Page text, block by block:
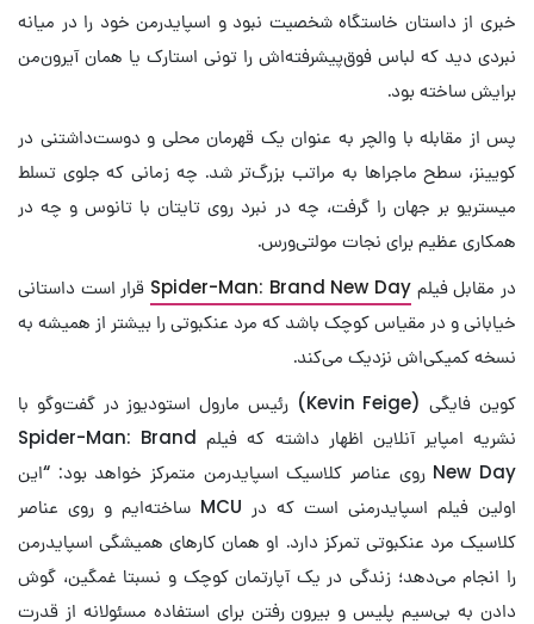
خبری از داستان خاستگاه شخصیت نبود و اسپایدرمن خود را در میانه
نبردی دید که لباس فوق‌پیشرفته‌اش را تونی استارک یا همان آیرون‌من
برایش ساخته بود.
پس از مقابله با والچر به‌ عنوان یک قهرمان محلی و دوست‌داشتنی در
کویینز، سطح ماجراها به ‌مراتب بزرگ‌تر شد. چه زمانی که جلوی تسلط
میستریو بر جهان را گرفت، چه در نبرد روی تایتان با تانوس و چه در
همکاری عظیم برای نجات مولتی‌ورس.
در مقابل فیلم Spider-Man: Brand New Day قرار است داستانی
خیابانی و در مقیاس کوچک‌ باشد که مرد عنکبوتی را بیشتر از همیشه به
نسخه کمیکی‌اش نزدیک می‌کند.
کوین فایگی (Kevin Feige) رئیس مارول استودیوز در گفت‌وگو با
نشریه امپایر آنلاین اظهار داشته که فیلم Spider-Man: Brand
New Day روی عناصر کلاسیک اسپایدرمن متمرکز خواهد بود: “این
اولین فیلم اسپایدرمنی است که در MCU ساخته‌ایم و روی عناصر
کلاسیک مرد عنکبوتی تمرکز دارد. او همان کارهای همیشگی اسپایدرمن
را انجام می‌دهد؛ زندگی در یک آپارتمان کوچک و نسبتا غمگین، گوش
دادن به بی‌سیم پلیس و بیرون رفتن برای استفاده مسئولانه از قدرت